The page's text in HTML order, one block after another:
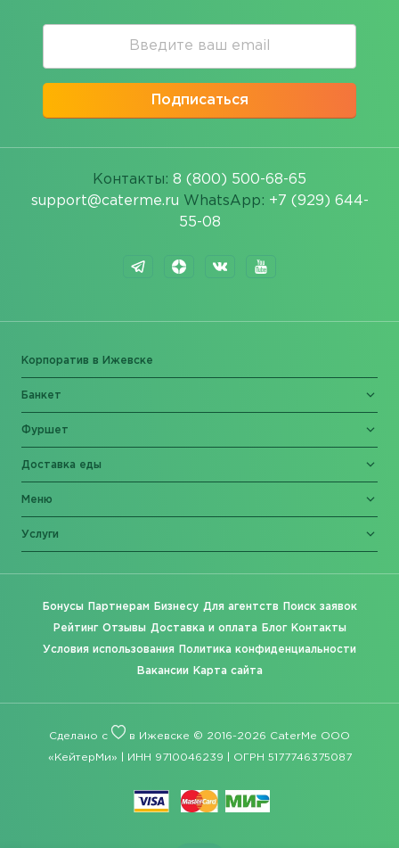
Подписаться
Контакты: 8 (800) 500-68-65
support@caterme.ru WhatsApp: +7 (929) 644-
55-08
Корпоратив в Ижевске
Банкет
Фуршет
Доставка еды
Меню
Услуги
Бонусы Партнерам Бизнесу Для агентств Поиск заявок
Рейтинг Отзывы Доставка и оплата Блог Контакты
Условия использования Политика конфиденциальности
Вакансии Карта сайта
Сделано с в Ижевске © 2016-2026 CaterMe ООО
«КейтерМи» | ИНН 9710046239 | ОГРН 5177746375087